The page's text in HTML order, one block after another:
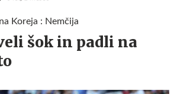
Koreja : Nemčija
šok in padli na